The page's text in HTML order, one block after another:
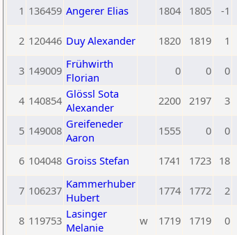
1 136459 Angerer Elias 1804 1805 -1
2 120446 Duy Alexander 1820 1819 1
3 149009 Frühwirth
Florian
0 0 0
4 140854 Glössl Sota
Alexander
2200 2197 3
5 149008 Greifeneder
Aaron
1555 0 0
6 104048 Groiss Stefan 1741 1723 18
7 106237 Kammerhuber
Hubert
1774 1772 2
8 119753 Lasinger
Melanie
w 1719 1719 0